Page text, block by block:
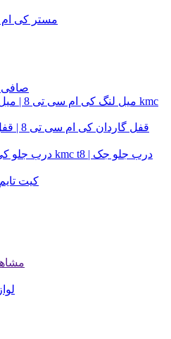
صافی
کیت